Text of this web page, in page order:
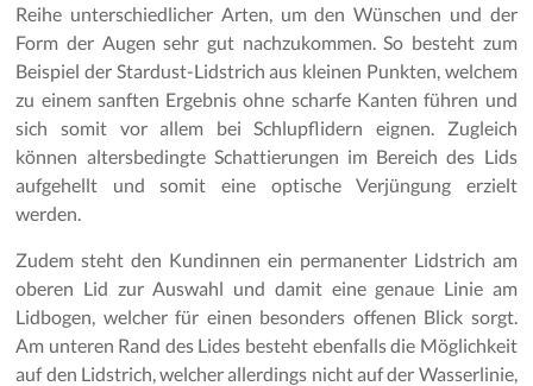
Reihe unterschiedlicher Arten, um den Wünschen und der
Form der Augen sehr gut nachzukommen. So besteht zum
Beispiel der Stardust-Lidstrich aus kleinen Punkten, welchem
zu einem sanften Ergebnis ohne scharfe Kanten führen und
sich somit vor allem bei Schlupflidern eignen. Zugleich
können altersbedingte Schattierungen im Bereich des Lids
aufgehellt und somit eine optische Verjüngung erzielt
werden.
Zudem steht den Kundinnen ein permanenter Lidstrich am
oberen Lid zur Auswahl und damit eine genaue Linie am
Lidbogen, welcher für einen besonders offenen Blick sorgt.
Am unteren Rand des Lides besteht ebenfalls die Möglichkeit
auf den Lidstrich, welcher allerdings nicht auf der Wasserlinie,